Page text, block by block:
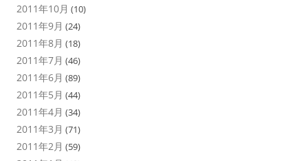
2011年10月 (10)
2011年9月 (24)
2011年8月 (18)
2011年7月 (46)
2011年6月 (89)
2011年5月 (44)
2011年4月 (34)
2011年3月 (71)
2011年2月 (59)